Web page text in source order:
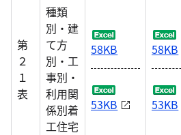
第
２
１
表
種類
別・建
て方
別・工
事別・
利用関
係別着
工住宅
58KB
53KB
58KB
53KB